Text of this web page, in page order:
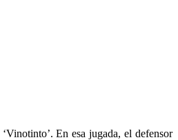
En esa jugada, el defensor